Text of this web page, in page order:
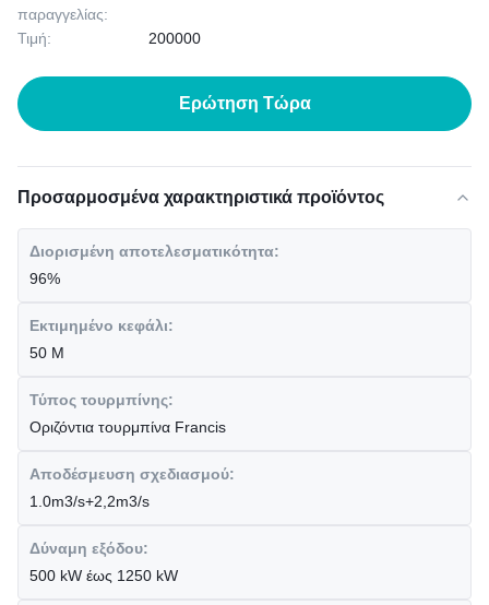
παραγγελίας:
Τιμή: 200000
Ερώτηση Τώρα
Προσαρμοσμένα χαρακτηριστικά προϊόντος
Διορισμένη αποτελεσματικότητα:
96%
Εκτιμημένο κεφάλι:
50 Μ
Τύπος τουρμπίνης:
Οριζόντια τουρμπίνα Francis
Αποδέσμευση σχεδιασμού:
1.0m3/s+2,2m3/s
Δύναμη εξόδου:
500 kW έως 1250 kW